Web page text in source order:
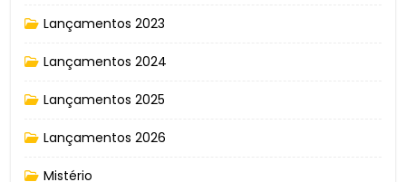
Lançamentos 2023
Lançamentos 2024
Lançamentos 2025
Lançamentos 2026
Mistério